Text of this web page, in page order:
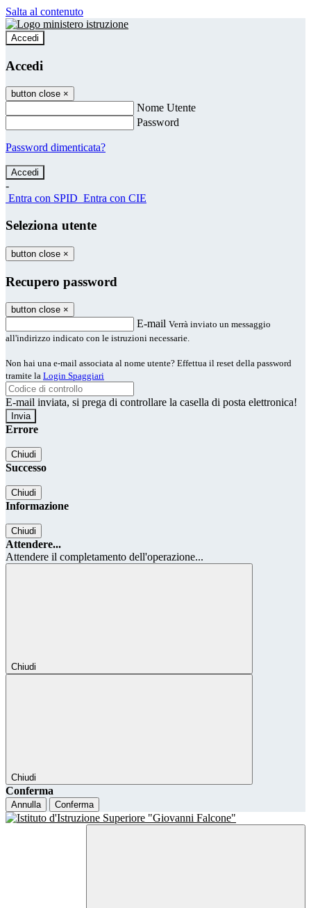
Salta al contenuto
Accedi
Accedi
button close ×
Nome Utente
Password
Password dimenticata?
-
Entra con SPID Entra con CIE
Seleziona utente
button close ×
Recupero password
button close ×
E-mail Verrà inviato un messaggio
all'indirizzo indicato con le istruzioni necessarie.
Non hai una e-mail associata al nome utente? Effettua il reset della password
tramite la Login Spaggiari
E-mail inviata, si prega di controllare la casella di posta elettronica!
Errore
Chiudi
Successo
Chiudi
Informazione
Chiudi
Attendere...
Attendere il completamento dell'operazione...
Chiudi
Chiudi
Conferma
Annulla Conferma